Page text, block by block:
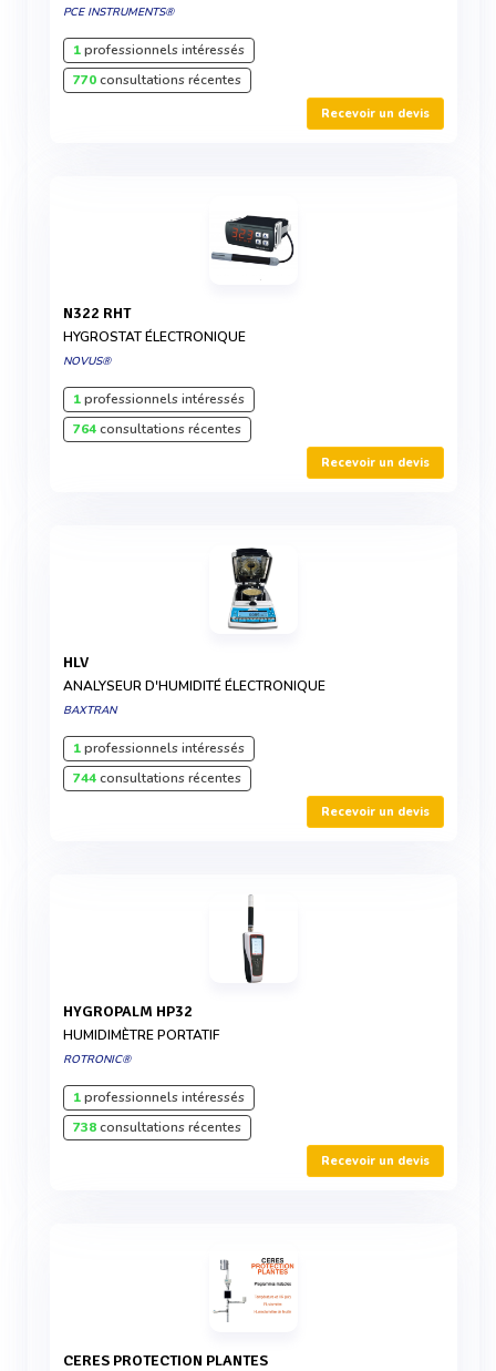
PCE INSTRUMENTS®
1professionnels intéressés
770consultations récentes
Recevoir un devis
N322 RHT
HYGROSTAT ÉLECTRONIQUE
NOVUS®
1professionnels intéressés
764consultations récentes
Recevoir un devis
HLV
ANALYSEUR D'HUMIDITÉ ÉLECTRONIQUE
BAXTRAN
1professionnels intéressés
744consultations récentes
Recevoir un devis
HYGROPALM HP32
HUMIDIMÈTRE PORTATIF
ROTRONIC®
1professionnels intéressés
738consultations récentes
Recevoir un devis
CERES PROTECTION PLANTES